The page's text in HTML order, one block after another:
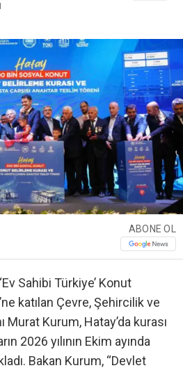
ABONE OL
Sahibi Türkiye’ Konut
katılan Çevre, Şehircilik ve
Murat Kurum, Hatay’da kurası
2026 yılının Ekim ayında
Bakan Kurum, “Devlet